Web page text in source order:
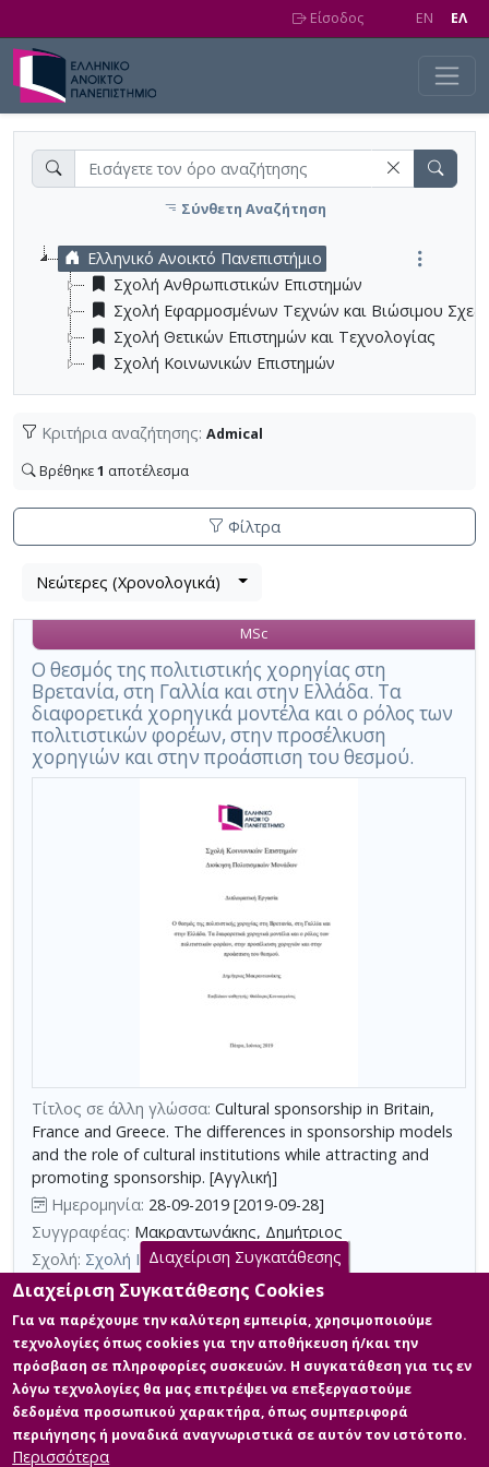
Είσοδος EN EΛ
Σύνθετη Αναζήτηση
Ελληνικό Ανοικτό Πανεπιστήμιο
Σχολή Ανθρωπιστικών Επιστημών
Σχολή Εφαρμοσμένων Τεχνών και Βιώσιμου
Σχολή Θετικών Επιστημών και Τεχνολογίας
Σχολή Κοινωνικών Επιστημών
Κριτήρια αναζήτησης: Admical
Βρέθηκε1 αποτέλεσμα
Φίλτρα
Βρέθηκε
αποτέλεσμα
,
σύνολο
σελίδων
1.
αναζήτησης
Λίστα
τα
αποτελέσματα
αναζήτησης:
Νεώτερες (Χρονολογικά)
Ο θεσμός της πολιτιστικής χορηγίας στη
Βρετανία, στη Γαλλία και στην Ελλάδα. Τα
διαφορετικά χορηγικά μοντέλα και ο ρόλος των
πολιτιστικών φορέων, στην προσέλκυση
χορηγιών και στην προάσπιση του θεσμού.
MSc
Τίτλος σε άλλη γλώσσα: Cultural sponsorship in Britain,
France and Greece. The differences in sponsorship models
and the role of cultural institutions while attracting and
promoting sponsorship. [Αγγλική]
Ημερομηνία: 28-09-2019 [2019-09-28]
Συγγραφέας: Μακραντωνάκης, Δημήτριος
Σχολή: Σχολή Κοινωνικών Επιστημών
Τμήμα: Διοίκηση Πολιτισμικών Μονάδων (ΔΠΜ)
Περίληψη (Abstract):
Η παρούσα εργασία ασχολείται με το θεσμό
της πολιτιστικής χορηγίας, δίνοντας έμφαση στην
επιχειρηματική πολιτιστική χορηγία στην Ελλάδα, την Βρετανία
και την Γαλλία. Προκειμένου να κατανοήσουμε πληρέστερα τις
επιλογές των ως άνω αναφερομένων κρατών για την χάραξη της
σύγχρονης χορηγικής πολιτιστικής πολιτικής τους, είναι φρόνιμο
να ανατρέξουμε στους παράγοντες εκείνους που επηρέασαν την
εξέλιξη...
Διαχείριση Συγκατάθεσης
Διαχείριση Συγκατάθεσης Cookies
Για να παρέχουμε την καλύτερη εμπειρία, χρησιμοποιούμε
τεχνολογίες όπως cookies για την αποθήκευση ή/και την
πρόσβαση σε πληροφορίες συσκευών. Η συγκατάθεση για τις εν
λόγω τεχνολογίες θα μας επιτρέψει να επεξεργαστούμε
δεδομένα προσωπικού χαρακτήρα, όπως συμπεριφορά
περιήγησης ή μοναδικά αναγνωριστικά σε αυτόν τον ιστότοπο.
Περισσότερα